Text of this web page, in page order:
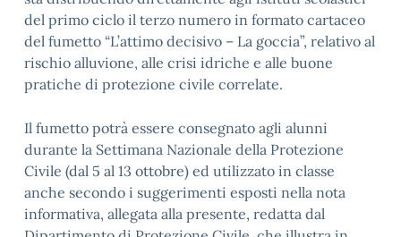
del primo ciclo il terzo numero in formato cartaceo
del fumetto “L’attimo decisivo – La goccia”, relativo al
rischio alluvione, alle crisi idriche e alle buone
pratiche di protezione civile correlate.
Il fumetto potrà essere consegnato agli alunni
durante la Settimana Nazionale della Protezione
Civile (dal 5 al 13 ottobre) ed utilizzato in classe
anche secondo i suggerimenti esposti nella nota
informativa, allegata alla presente, redatta dal